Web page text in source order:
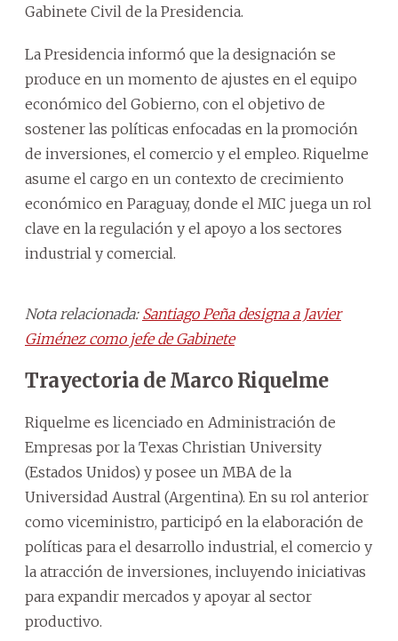
Gabinete Civil de la Presidencia.
La Presidencia informó que la designación se
produce en un momento de ajustes en el equipo
económico del Gobierno, con el objetivo de
sostener las políticas enfocadas en la promoción
de inversiones, el comercio y el empleo. Riquelme
asume el cargo en un contexto de crecimiento
económico en Paraguay, donde el MIC juega un rol
clave en la regulación y el apoyo a los sectores
industrial y comercial.
Nota relacionada: Santiago Peña designa a Javier
Giménez como jefe de Gabinete
Trayectoria de Marco Riquelme
Riquelme es licenciado en Administración de
Empresas por la Texas Christian University
(Estados Unidos) y posee un MBA de la
Universidad Austral (Argentina). En su rol anterior
como viceministro, participó en la elaboración de
políticas para el desarrollo industrial, el comercio y
la atracción de inversiones, incluyendo iniciativas
para expandir mercados y apoyar al sector
productivo.